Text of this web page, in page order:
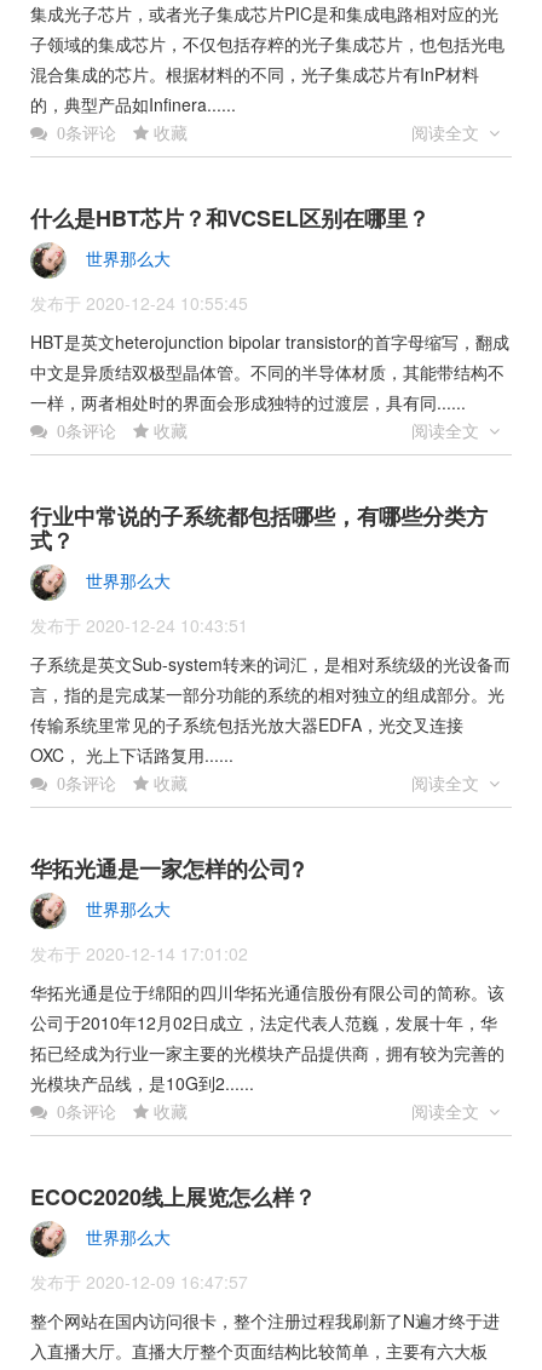
集成光子芯片，或者光子集成芯片PIC是和集成电路相对应的光
子领域的集成芯片，不仅包括存粹的光子集成芯片，也包括光电
混合集成的芯片。根据材料的不同，光子集成芯片有InP材料
的，典型产品如Infinera......
0条评论 收藏 阅读全文
什么是HBT芯片？和VCSEL区别在哪里？
世界那么大
发布于 2020-12-24 10:55:45
HBT是英文heterojunction bipolar transistor的首字母缩写，翻成
中文是异质结双极型晶体管。不同的半导体材质，其能带结构不
一样，两者相处时的界面会形成独特的过渡层，具有同......
0条评论 收藏 阅读全文
行业中常说的子系统都包括哪些，有哪些分类方
式？
世界那么大
发布于 2020-12-24 10:43:51
子系统是英文Sub-system转来的词汇，是相对系统级的光设备而
言，指的是完成某一部分功能的系统的相对独立的组成部分。光
传输系统里常见的子系统包括光放大器EDFA，光交叉连接
OXC， 光上下话路复用......
0条评论 收藏 阅读全文
华拓光通是一家怎样的公司?
世界那么大
发布于 2020-12-14 17:01:02
华拓光通是位于绵阳的四川华拓光通信股份有限公司的简称。该
公司于2010年12月02日成立，法定代表人范巍，发展十年，华
拓已经成为行业一家主要的光模块产品提供商，拥有较为完善的
光模块产品线，是10G到2......
0条评论 收藏 阅读全文
ECOC2020线上展览怎么样？
世界那么大
发布于 2020-12-09 16:47:57
整个网站在国内访问很卡，整个注册过程我刷新了N遍才终于进
入直播大厅。直播大厅整个页面结构比较简单，主要有六大板